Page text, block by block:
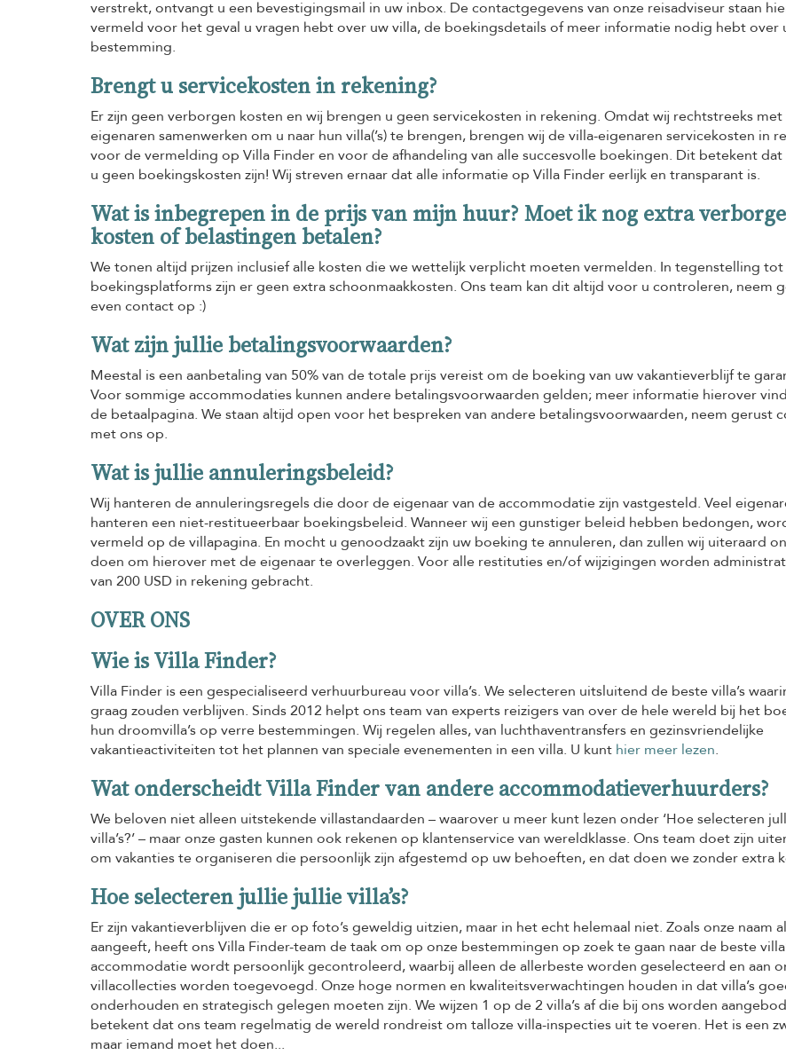
verstrekt, ontvangt u een bevestigingsmail in uw inbox. De contactgegevens van onze reisadviseur staan
vermeld voor het geval u vragen hebt over uw villa, de boekingsdetails of meer informatie nodig hebt over
bestemming.
Brengt u servicekosten in rekening?
Er zijn geen verborgen kosten en wij brengen u geen servicekosten in rekening. Omdat wij rechtstreeks met
eigenaren samenwerken om u naar hun villa(’s) te brengen, brengen wij de villa-eigenaren servicekosten in
voor de vermelding op Villa Finder en voor de afhandeling van alle succesvolle boekingen. Dit betekent
u geen boekingskosten zijn! Wij streven ernaar dat alle informatie op Villa Finder eerlijk en transparant is.
Wat is inbegrepen in de prijs van mijn huur? Moet ik nog extra
kosten of belastingen betalen?
We tonen altijd prijzen inclusief alle kosten die we wettelijk verplicht moeten vermelden. In tegenstelling
boekingsplatforms zijn er geen extra schoonmaakkosten. Ons team kan dit altijd voor u controleren, neem
even contact op :)
Wat zijn jullie betalingsvoorwaarden?
Meestal is een aanbetaling van 50% van de totale prijs vereist om de boeking van uw vakantieverblijf te
Voor sommige accommodaties kunnen andere betalingsvoorwaarden gelden; meer informatie hierover
de betaalpagina. We staan altijd open voor het bespreken van andere betalingsvoorwaarden, neem gerust
met ons op.
Wat is jullie annuleringsbeleid?
Wij hanteren de annuleringsregels die door de eigenaar van de accommodatie zijn vastgesteld. Veel
hanteren een niet-restitueerbaar boekingsbeleid. Wanneer wij een gunstiger beleid hebben bedongen,
vermeld op de villapagina. En mocht u genoodzaakt zijn uw boeking te annuleren, dan zullen wij uiteraard
doen om hierover met de eigenaar te overleggen. Voor alle restituties en/of wijzigingen worden
van 200 USD in rekening gebracht.
OVER ONS
Wie is Villa Finder?
Villa Finder is een gespecialiseerd verhuurbureau voor villa’s. We selecteren uitsluitend de beste villa’s
graag zouden verblijven. Sinds 2012 helpt ons team van experts reizigers van over de hele wereld bij het
hun droomvilla’s op verre bestemmingen. Wij regelen alles, van luchthaventransfers en gezinsvriendelijke
vakantieactiviteiten tot het plannen van speciale evenementen in een villa. U kunt hier meer lezen.
Wat onderscheidt Villa Finder van andere accommodatieverhuurders?
We beloven niet alleen uitstekende villastandaarden – waarover u meer kunt lezen onder ‘Hoe selecteren
villa’s?’ – maar onze gasten kunnen ook rekenen op klantenservice van wereldklasse. Ons team doet zijn
om vakanties te organiseren die persoonlijk zijn afgestemd op uw behoeften, en dat doen we zonder extra
Hoe selecteren jullie jullie villa’s?
Er zijn vakantieverblijven die er op foto’s geweldig uitzien, maar in het echt helemaal niet. Zoals onze naam al
aangeeft, heeft ons Villa Finder-team de taak om op onze bestemmingen op zoek te gaan naar de beste
accommodatie wordt persoonlijk gecontroleerd, waarbij alleen de allerbeste worden geselecteerd en aan
villacollecties worden toegevoegd. Onze hoge normen en kwaliteitsverwachtingen houden in dat villa’s
onderhouden en strategisch gelegen moeten zijn. We wijzen 1 op de 2 villa’s af die bij ons worden
betekent dat ons team regelmatig de wereld rondreist om talloze villa-inspecties uit te voeren. Het is een
maar iemand moet het doen...